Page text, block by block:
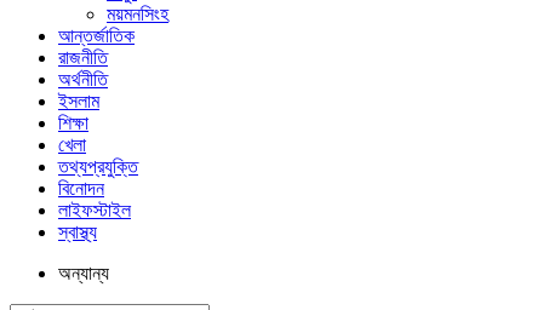
ময়মনসিংহ
আন্তর্জাতিক
রাজনীতি
অর্থনীতি
ইসলাম
শিক্ষা
খেলা
তথ্যপ্রযুক্তি
বিনোদন
লাইফস্টাইল
স্বাস্থ্য
অন্যান্য